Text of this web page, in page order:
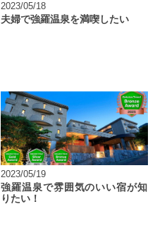
2023/05/18
夫婦で強羅温泉を満喫したい
2023/05/19
強羅温泉で雰囲気のいい宿が知
りたい！